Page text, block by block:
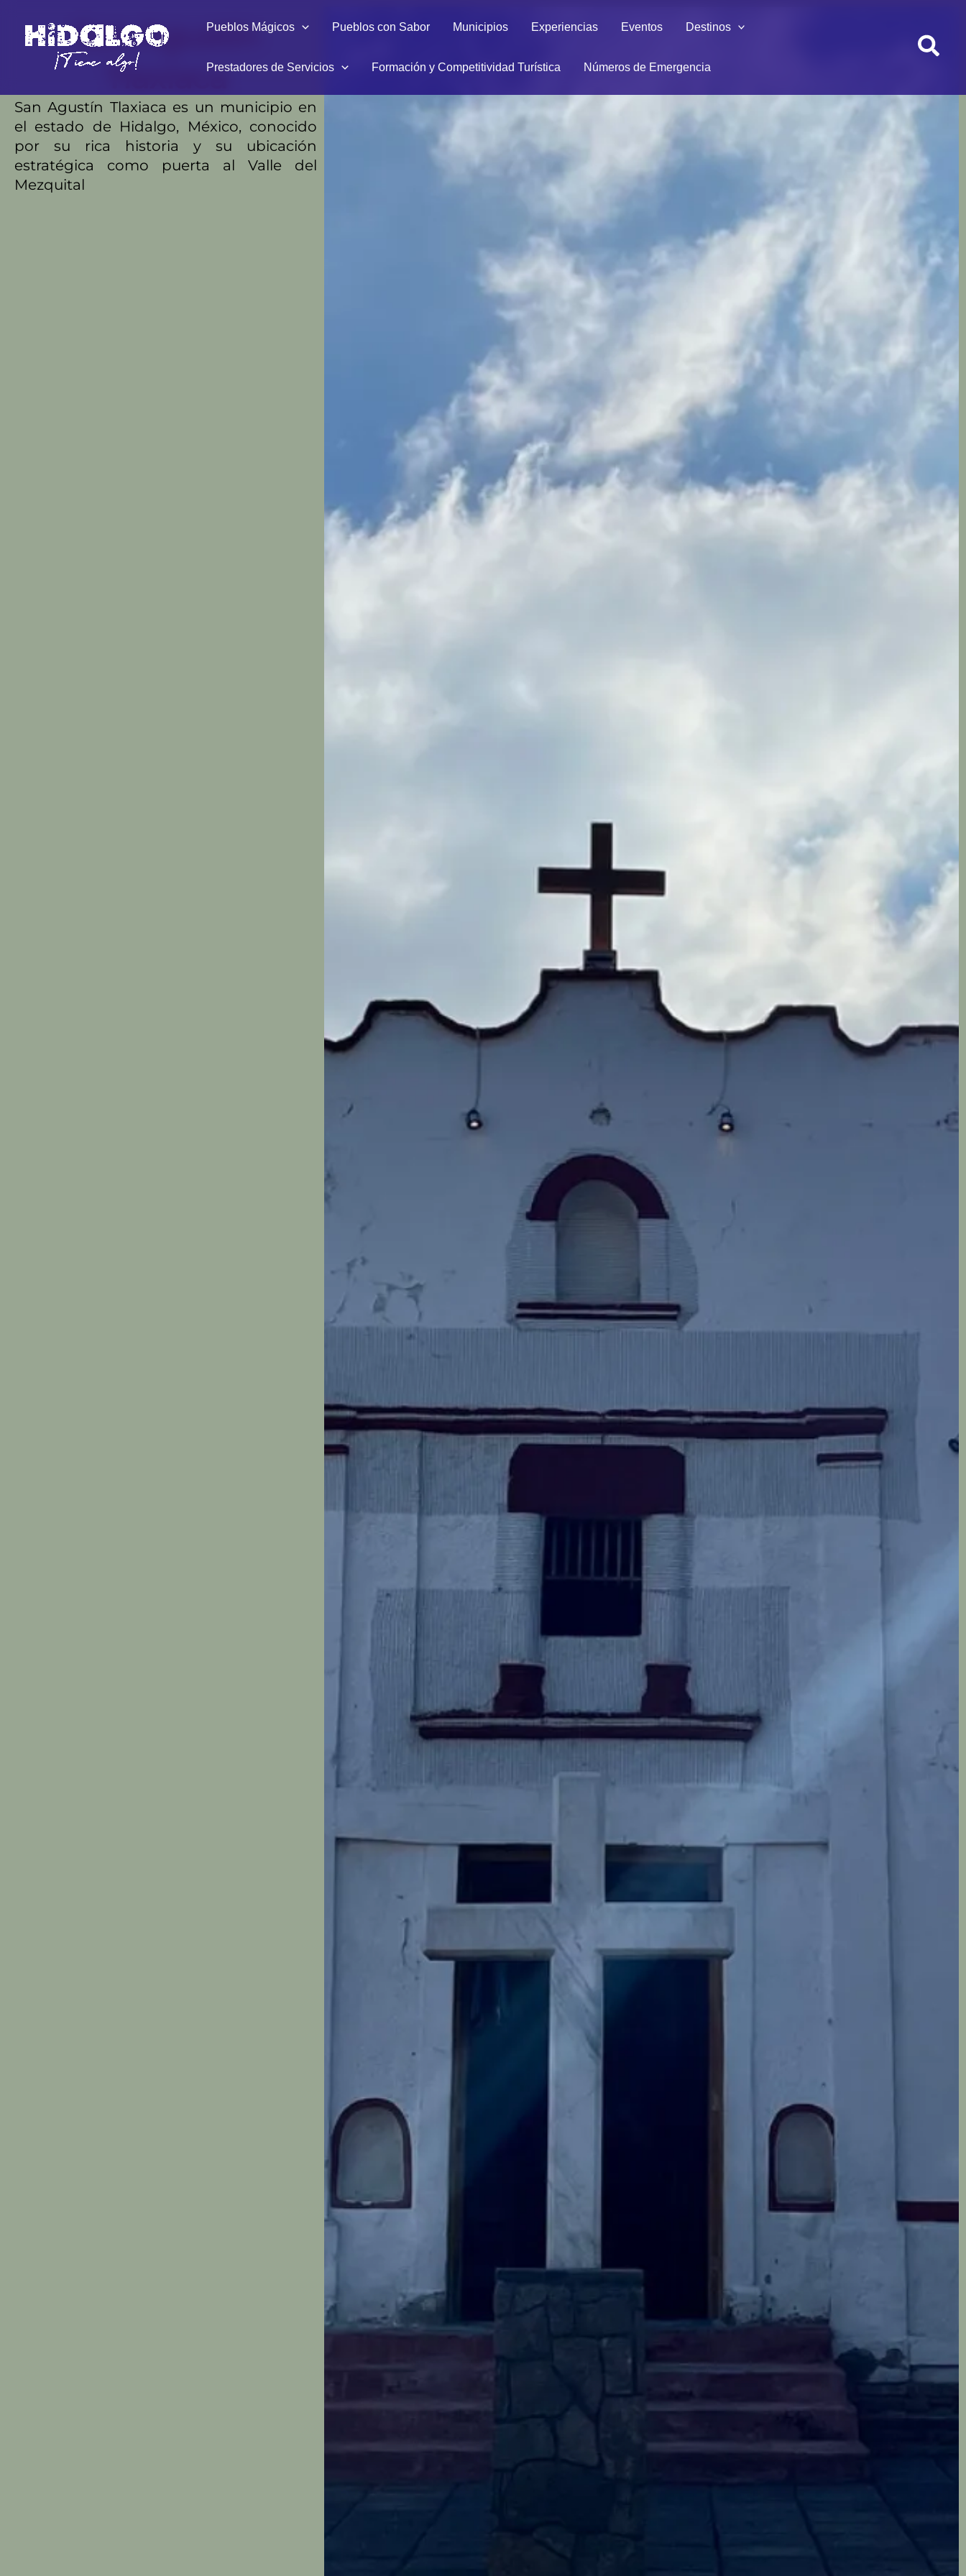
contenido
Pueblos Mágicos Pueblos con Sabor Municipios Experiencias Eventos Destinos
Prestadores de Servicios Formación y Competitividad Turística Números de Emergencia
San Agustín
Tlaxiaca
San Agustín Tlaxiaca es un municipio en
el estado de Hidalgo, México, conocido
por su rica historia y su ubicación
estratégica como puerta al Valle del
Mezquital